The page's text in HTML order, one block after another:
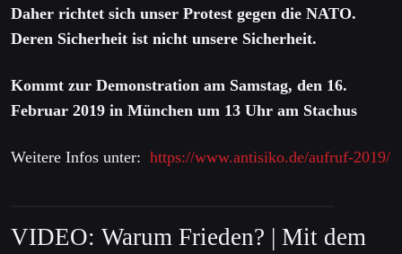
Daher richtet sich unser Protest gegen die NATO.
Deren Sicherheit ist nicht unsere Sicherheit.
Kommt zur Demonstration am Samstag, den 16.
Februar 2019 in München um 13 Uhr am Stachus
Weitere Infos unter: https://www.antisiko.de/aufruf-2019/
VIDEO: Warum Frieden? | Mit dem